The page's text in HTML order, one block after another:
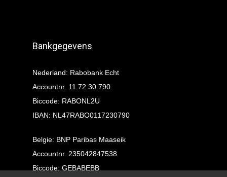
Bankgegevens
Nederland: Rabobank Echt
Accountnr. 11.72.30.790
Biccode: RABONL2U
IBAN: NL47RABO0117230790
Belgie: BNP Paribas Maaseik
Accountnr. 235042847538
Biccode: GEBABEBB